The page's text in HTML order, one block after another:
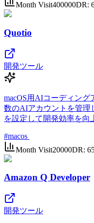
Month Visit400000DR:
Quotio
開発ツール
macOS用AIコーディン
数のAIアカウントを管理
を設定して開発効率を向
#macos
Month Visit20000DR:
Amazon Q Developer
開発ツール